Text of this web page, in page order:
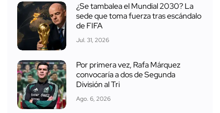
¿Se tambalea el Mundial 2030? La
sede que toma fuerza tras escándalo
de FIFA
Jul. 31, 2026
Por primera vez, Rafa Márquez
convocaría a dos de Segunda
División al Tri
Ago. 6, 2026